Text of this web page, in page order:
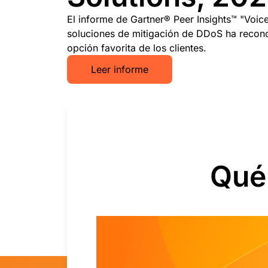
El informe de Gartner® Peer Insights™
soluciones de mitigación de DDoS ha
opción favorita de los clientes.
Leer informe